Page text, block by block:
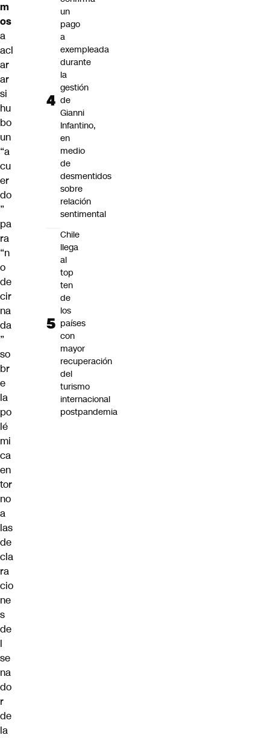
m
os
a
acl
ar
ar
si
hu
bo
un
“a
cu
er
do
”
pa
ra
“n
o
de
cir
na
da
”
so
br
e
la
po
lé
mi
ca
en
tor
no
a
las
de
cla
ra
cio
ne
s
de
l
se
na
do
r
de
la
un
pago
a
exempleada
durante
la
gestión
de
Gianni
Infantino,
en
medio
de
desmentidos
sobre
relación
sentimental
Chile
llega
al
top
ten
de
los
países
con
mayor
recuperación
del
turismo
internacional
postpandemia